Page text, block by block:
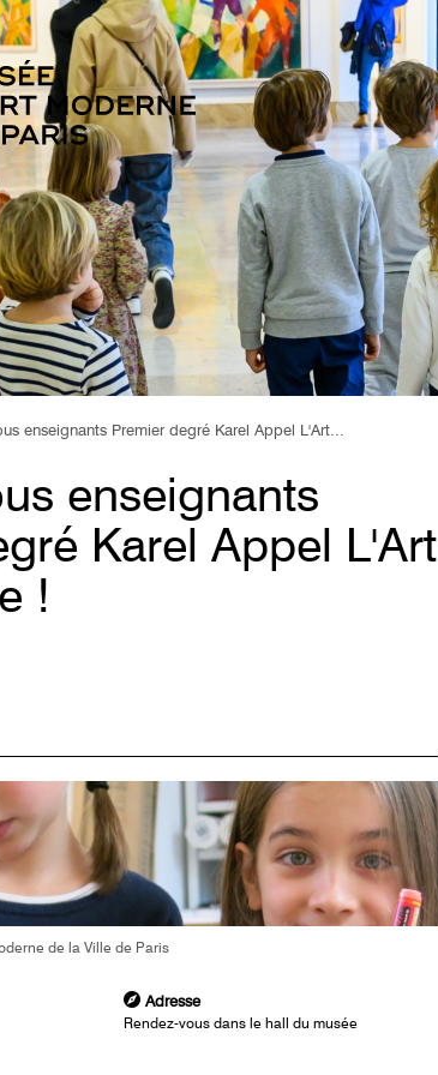
enseignants Premier degré Karel Appel L'Art...
enseignants
Karel Appel L'Art
!
de la Ville de Paris
Adresse
Rendez-vous dans le hall du musée